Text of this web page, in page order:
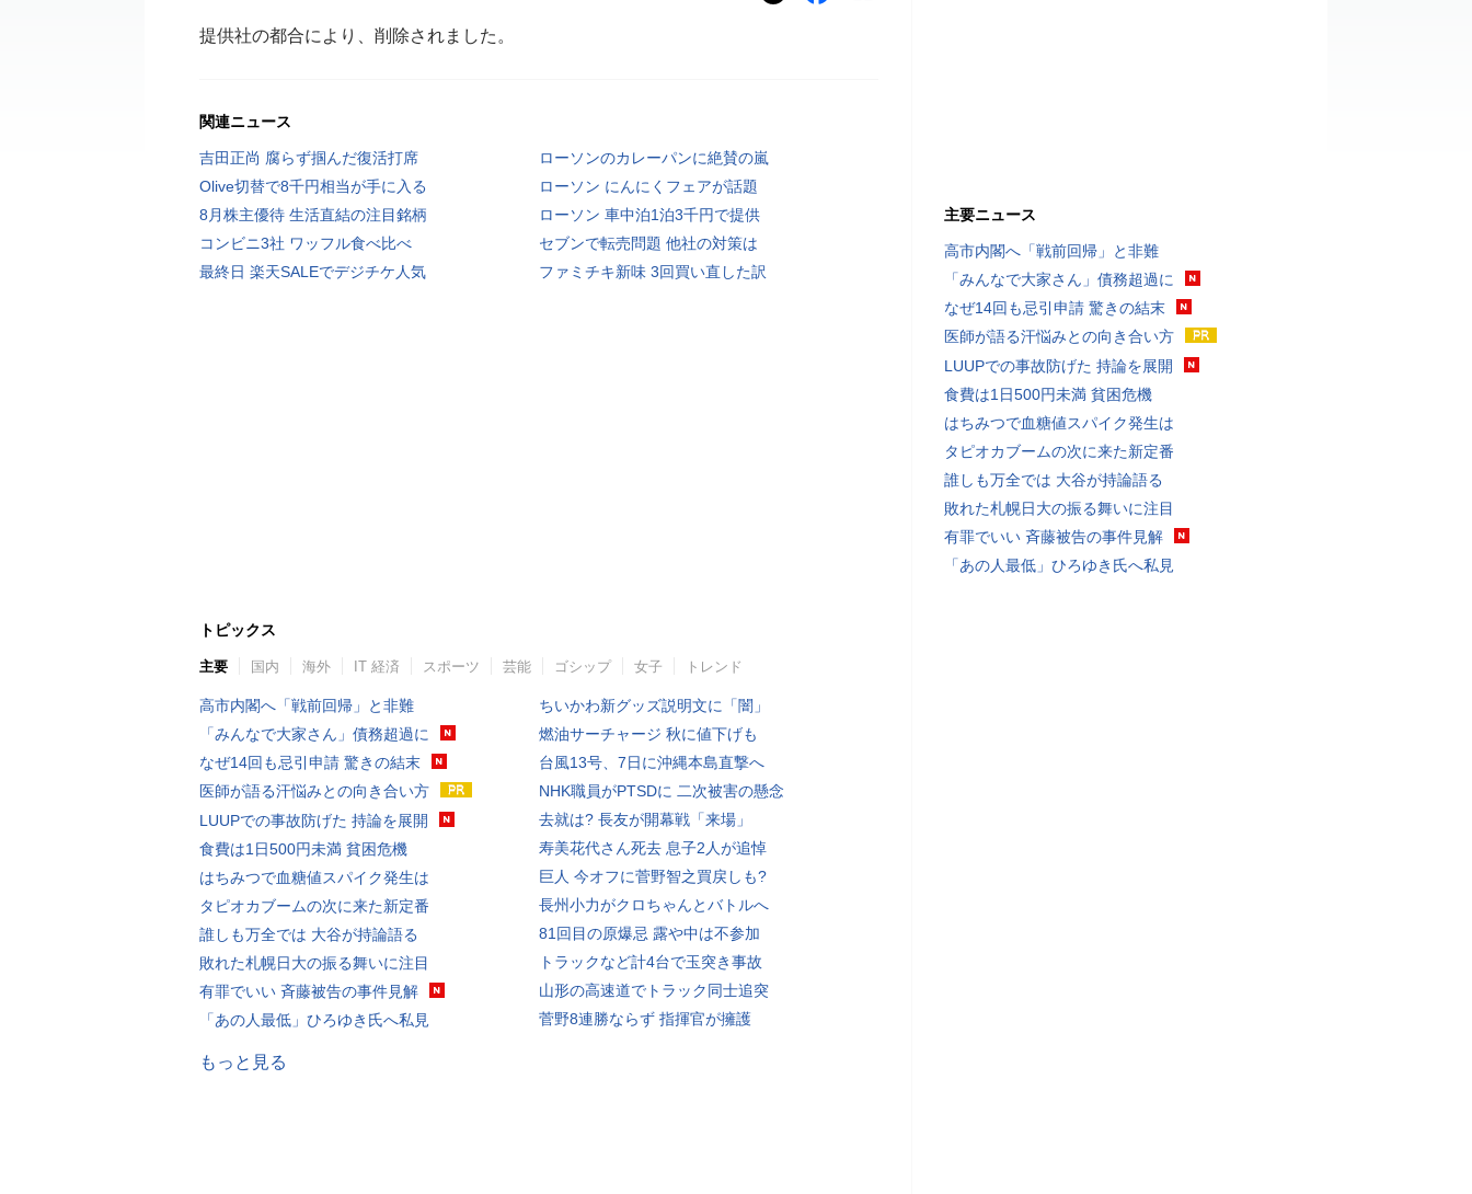
提供社の都合により、削除されました。
関連ニュース
吉田正尚 腐らず掴んだ復活打席
ローソンのカレーパンに絶賛の嵐
Olive切替で8千円相当が手に入る
ローソン にんにくフェアが話題
8月株主優待 生活直結の注目銘柄
ローソン 車中泊1泊3千円で提供
コンビニ3社 ワッフル食べ比べ
セブンで転売問題 他社の対策は
最終日 楽天SALEでデジチケ人気
ファミチキ新味 3回買い直した訳
トピックス
主要 国内 海外 IT 経済 スポーツ 芸能 ゴシップ 女子 トレンド
高市内閣へ「戦前回帰」と非難
「みんなで大家さん」債務超過に
なぜ14回も忌引申請 驚きの結末
医師が語る汗悩みとの向き合い方
LUUPでの事故防げた 持論を展開
食費は1日500円未満 貧困危機
はちみつで血糖値スパイク発生は
タピオカブームの次に来た新定番
誰しも万全では 大谷が持論語る
敗れた札幌日大の振る舞いに注目
有罪でいい 斉藤被告の事件見解
「あの人最低」ひろゆき氏へ私見
ちいかわ新グッズ説明文に「闇」
燃油サーチャージ 秋に値下げも
台風13号、7日に沖縄本島直撃へ
NHK職員がPTSDに 二次被害の懸念
去就は? 長友が開幕戦「来場」
寿美花代さん死去 息子2人が追悼
巨人 今オフに菅野智之買戻しも?
長州小力がクロちゃんとバトルへ
81回目の原爆忌 露や中は不参加
トラックなど計4台で玉突き事故
山形の高速道でトラック同士追突
菅野8連勝ならず 指揮官が擁護
もっと見る
主要ニュース
高市内閣へ「戦前回帰」と非難
「みんなで大家さん」債務超過に
なぜ14回も忌引申請 驚きの結末
医師が語る汗悩みとの向き合い方
LUUPでの事故防げた 持論を展開
食費は1日500円未満 貧困危機
はちみつで血糖値スパイク発生は
タピオカブームの次に来た新定番
誰しも万全では 大谷が持論語る
敗れた札幌日大の振る舞いに注目
有罪でいい 斉藤被告の事件見解
「あの人最低」ひろゆき氏へ私見